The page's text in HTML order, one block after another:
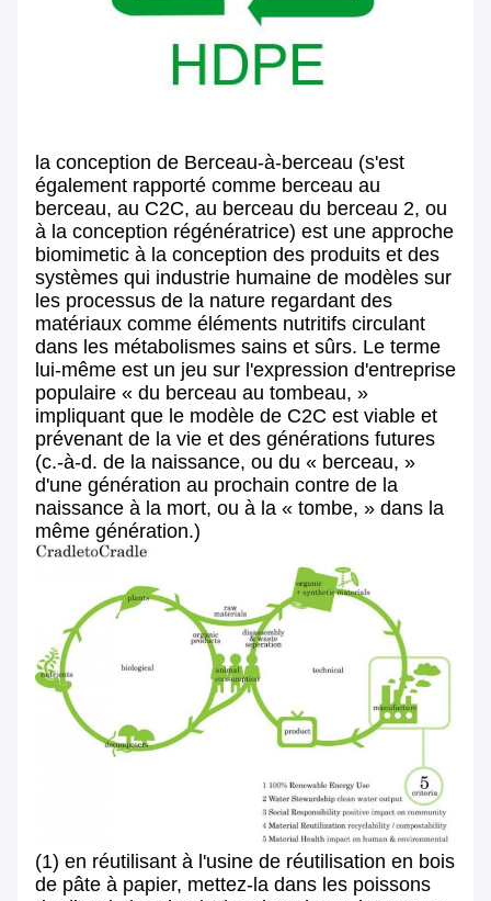
la conception de Berceau-à-berceau (s'est
également rapporté comme berceau au
berceau, au C2C, au berceau du berceau 2, ou
à la conception régénératrice) est une approche
biomimetic à la conception des produits et des
systèmes qui industrie humaine de modèles sur
les processus de la nature regardant des
matériaux comme éléments nutritifs circulant
dans les métabolismes sains et sûrs. Le terme
lui-même est un jeu sur l'expression d'entreprise
populaire « du berceau au tombeau, »
impliquant que le modèle de C2C est viable et
prévenant de la vie et des générations futures
(c.-à-d. de la naissance, ou du « berceau, »
d'une génération au prochain contre de la
naissance à la mort, ou à la « tombe, » dans la
même génération.)
(1) en réutilisant à l'usine de réutilisation en bois
de pâte à papier, mettez-la dans les poissons